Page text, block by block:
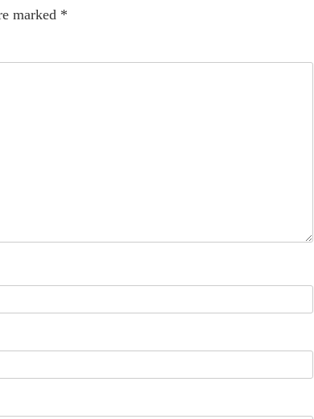
marked *